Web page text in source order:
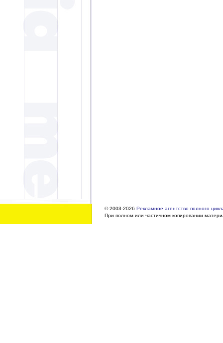
© 2003-2026 Рекламное агентство полного
При полном или частичном копировании